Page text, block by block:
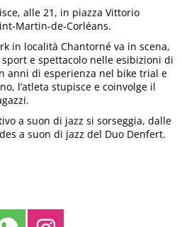
alle 21, in piazza Vittorio
Martin-de-Corléans.
in località Chantorné va in scena,
e spettacolo nelle esibizioni di
anni di esperienza nel bike trial e
l’atleta stupisce e coinvolge il
a suon di jazz si sorseggia, dalle
a suon di jazz del Duo Denfert.